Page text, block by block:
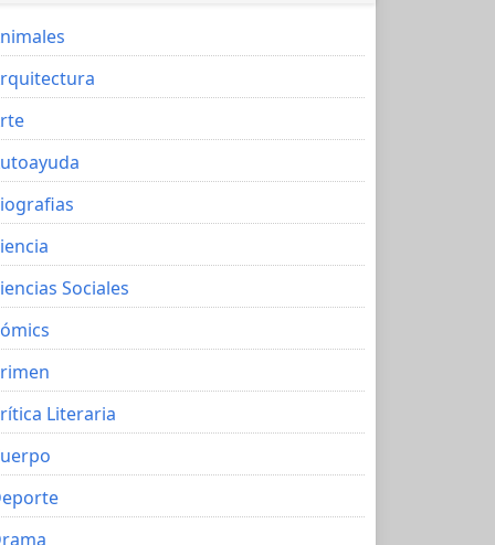
Sociales
Literaria